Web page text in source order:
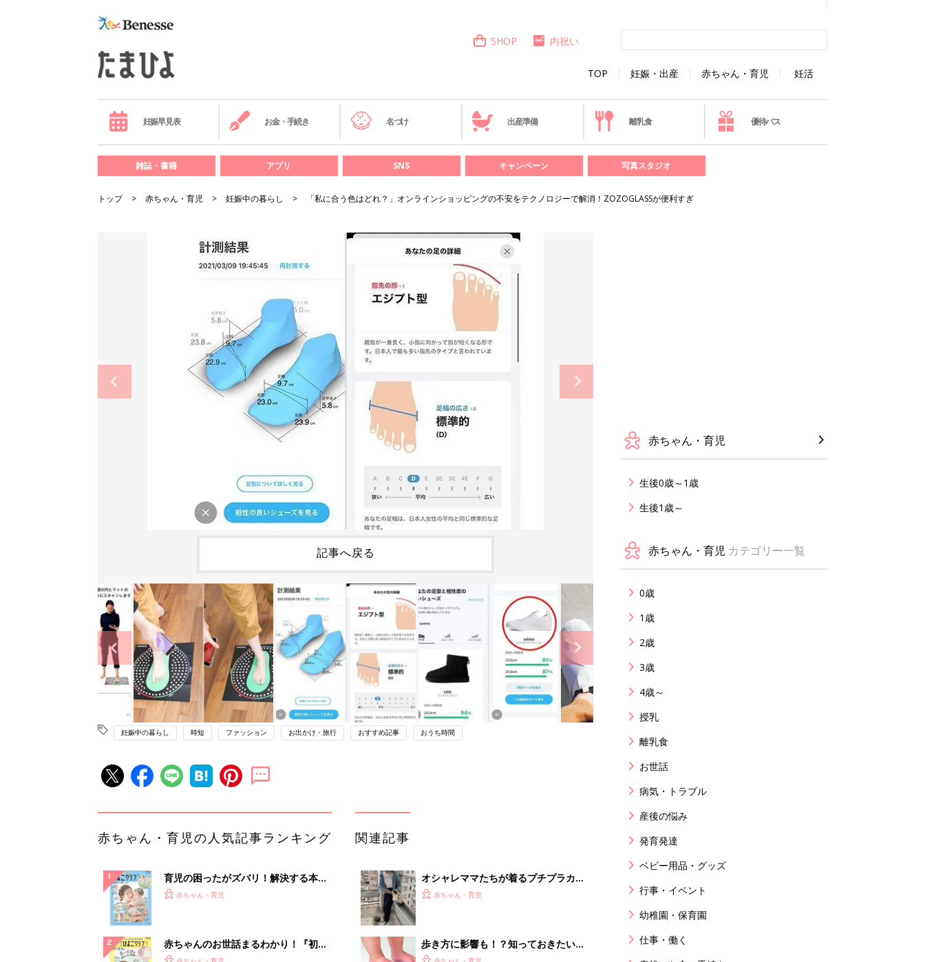
TOP 妊娠・出産 赤ちゃん・育児 妊活
SHOP 内祝い
妊娠早見表 お金・手続き 名づけ 出産準備 離乳食 優待パス
雑誌・書籍 アプリ SNS キャンペーン 写真スタジオ
トップ 赤ちゃん・育児 妊娠中の暮らし 「私に合う色はどれ？」オンラインショッピングの不安をテクノロジーで解消！ZOZOGLASSが便利すぎ
記事へ戻る
妊娠中の暮らし 時短 ファッション お出かけ・旅行 おすすめ記事 おうち時間
赤ちゃん・育児の人気記事ランキング
育児の困ったがズバリ！解決する本
『ひよこクラブ 夏号』 4カ月～2才
赤ちゃん・育児
赤ちゃんのお世話まるわかり！『初め
てのひよこクラブ 夏号』〈巻頭大特
関連記事
オシャレママたちが着るプチプラカジ
ュアルコーデ5選！
赤ちゃん・育児
歩き方に影響も！？知っておきたい、
赤ちゃんの足の発達と正しい靴選び
赤ちゃん・育児
生後0歳～1歳
生後1歳～
赤ちゃん・育児 カテゴリー一覧
0歳
1歳
2歳
3歳
4歳～
授乳
離乳食
お世話
病気・トラブル
産後の悩み
発育発達
ベビー用品・グッズ
行事・イベント
幼稚園・保育園
仕事・働く